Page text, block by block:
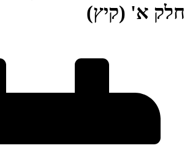
חלק א' (קיץ)